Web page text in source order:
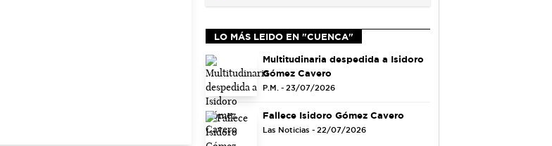
LO MÁS LEIDO EN "CUENCA"
Multitudinaria despedida a Isidoro
Gómez Cavero
P.M. - 23/07/2026
Fallece Isidoro Gómez Cavero
Las Noticias - 22/07/2026